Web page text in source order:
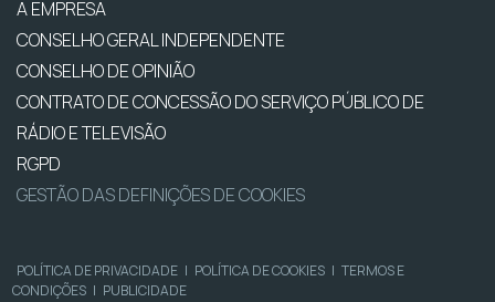
A EMPRESA
CONSELHO GERAL INDEPENDENTE
CONSELHO DE OPINIÃO
CONTRATO DE CONCESSÃO DO SERVIÇO PÚBLICO DE
RÁDIO E TELEVISÃO
RGPD
GESTÃO DAS DEFINIÇÕES DE COOKIES
POLÍTICA DE PRIVACIDADE | POLÍTICA DE COOKIES | TERMOS E
CONDIÇÕES | PUBLICIDADE